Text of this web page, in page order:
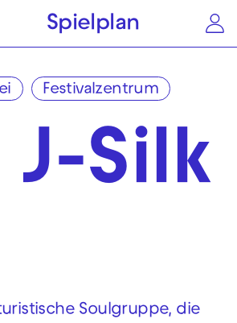
springen
Spielplan
Festivalzentrum
Silk
Soulgruppe, die